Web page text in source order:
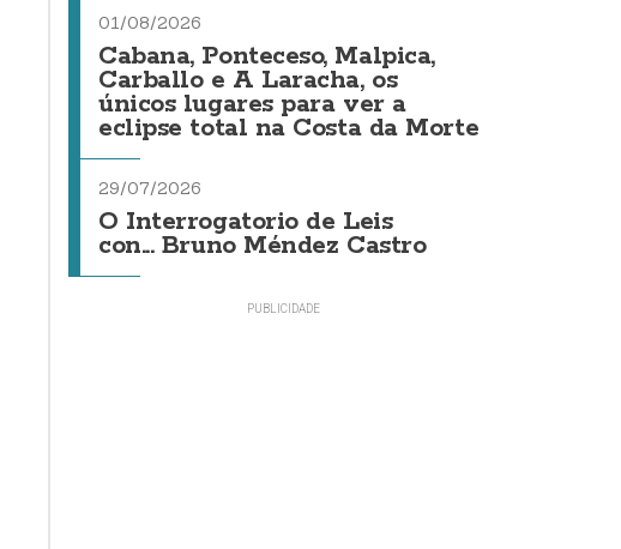
01/08/2026
Cabana, Ponteceso, Malpica,
Carballo e A Laracha, os
únicos lugares para ver a
eclipse total na Costa da Morte
29/07/2026
O Interrogatorio de Leis
con... Bruno Méndez Castro